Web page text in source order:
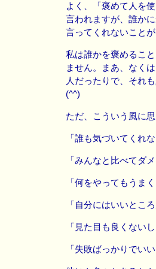
よく、「褒めて人を
言われますが、誰か
言ってくれないこと
私は誰かを褒めるこ
ません。まあ、なく
人だったりで、それ
(^^)
ただ、こういう風に
「誰も気づいてくれな
「みんなと比べてダ
「何をやってもうま
「自分にはいいとこ
「見た目も良くない
「失敗ばっかりでい